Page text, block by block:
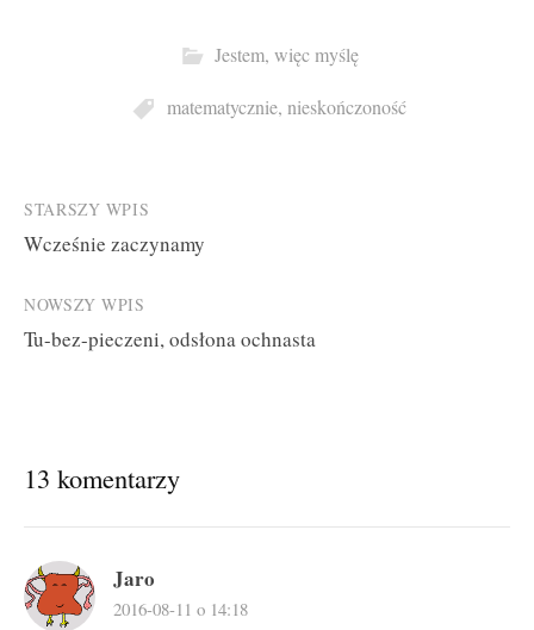
Jestem, więc myślę
matematycznie, nieskończoność
Post
navigation
STARSZY WPIS
Wcześnie zaczynamy
NOWSZY WPIS
Tu-bez-pieczeni, odsłona ochnasta
13 komentarzy
Jaro
2016-08-11 o 14:18